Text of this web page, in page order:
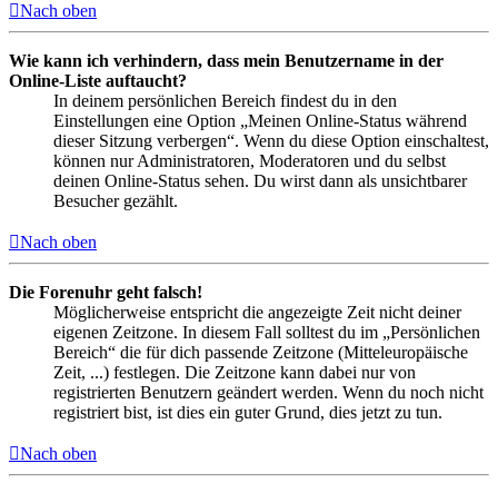
Nach oben
Wie kann ich verhindern, dass mein Benutzername in der
Online-Liste auftaucht?
In deinem persönlichen Bereich findest du in den
Einstellungen eine Option „Meinen Online-Status während
dieser Sitzung verbergen“. Wenn du diese Option einschaltest,
können nur Administratoren, Moderatoren und du selbst
deinen Online-Status sehen. Du wirst dann als unsichtbarer
Besucher gezählt.
Nach oben
Die Forenuhr geht falsch!
Möglicherweise entspricht die angezeigte Zeit nicht deiner
eigenen Zeitzone. In diesem Fall solltest du im „Persönlichen
Bereich“ die für dich passende Zeitzone (Mitteleuropäische
Zeit, ...) festlegen. Die Zeitzone kann dabei nur von
registrierten Benutzern geändert werden. Wenn du noch nicht
registriert bist, ist dies ein guter Grund, dies jetzt zu tun.
Nach oben